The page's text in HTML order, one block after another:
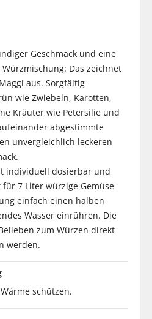
Geschmack und eine
Das zeichnet
aus. Sorgfältig
wie Zwiebeln, Karotten,
Kräuter wie Petersilie und
abgestimmte
unvergleichlich leckeren
individuell dosierbar und
7 Liter würzige Gemüse
einfach einen halben
Wasser einrühren. Die
zum Würzen direkt
werden.
schützen.